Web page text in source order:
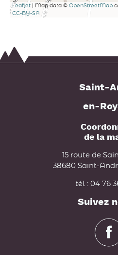
Leaflet | Map data © OpenStreetMap
CC-BY-SA
Saint-
en-
de la
15 route de
38680 Saint-
tél : 04 76
Suivez